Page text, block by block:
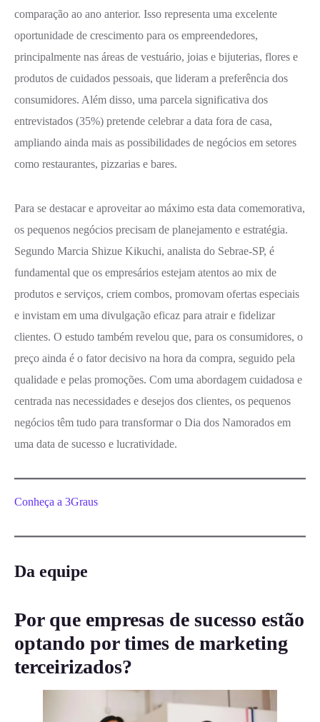
comparação ao ano anterior. Isso representa uma excelente
oportunidade de crescimento para os empreendedores,
principalmente nas áreas de vestuário, joias e bijuterias, flores e
produtos de cuidados pessoais, que lideram a preferência dos
consumidores. Além disso, uma parcela significativa dos
entrevistados (35%) pretende celebrar a data fora de casa,
ampliando ainda mais as possibilidades de negócios em setores
como restaurantes, pizzarias e bares.
Para se destacar e aproveitar ao máximo esta data comemorativa,
os pequenos negócios precisam de planejamento e estratégia.
Segundo Marcia Shizue Kikuchi, analista do Sebrae-SP, é
fundamental que os empresários estejam atentos ao mix de
produtos e serviços, criem combos, promovam ofertas especiais
e invistam em uma divulgação eficaz para atrair e fidelizar
clientes. O estudo também revelou que, para os consumidores, o
preço ainda é o fator decisivo na hora da compra, seguido pela
qualidade e pelas promoções. Com uma abordagem cuidadosa e
centrada nas necessidades e desejos dos clientes, os pequenos
negócios têm tudo para transformar o Dia dos Namorados em
uma data de sucesso e lucratividade.
Conheça a 3Graus
Da equipe
Por que empresas de sucesso estão
optando por times de marketing
terceirizados?